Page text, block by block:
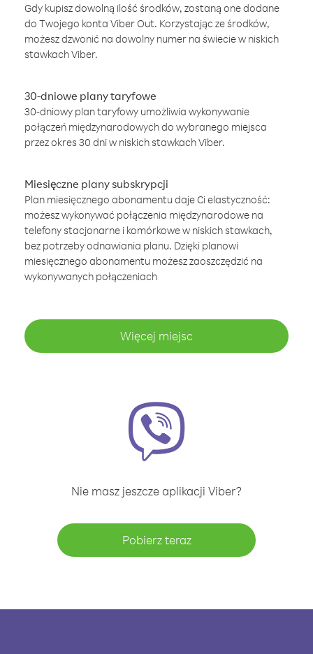
Gdy kupisz dowolną ilość środków, zostaną one dodane
do Twojego konta Viber Out. Korzystając ze środków,
możesz dzwonić na dowolny numer na świecie w niskich
stawkach Viber.
30-dniowe plany taryfowe
30-dniowy plan taryfowy umożliwia wykonywanie
połączeń międzynarodowych do wybranego miejsca
przez okres 30 dni w niskich stawkach Viber.
Miesięczne plany subskrypcji
Plan miesięcznego abonamentu daje Ci elastyczność:
możesz wykonywać połączenia międzynarodowe na
telefony stacjonarne i komórkowe w niskich stawkach,
bez potrzeby odnawiania planu. Dzięki planowi
miesięcznego abonamentu możesz zaoszczędzić na
wykonywanych połączeniach
Więcej miejsc
Nie masz jeszcze aplikacji Viber?
Pobierz teraz